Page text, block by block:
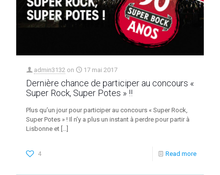
admin3132 on 17 mai 2017
Dernière chance de participer au concours «
Super Rock, Super Potes » !!
Plus qu’un jour pour participer au concours « Super Rock,
Super Potes » ! Il n’y a plus un instant à perdre pour partir à
Lisbonne et […]
4 Read more